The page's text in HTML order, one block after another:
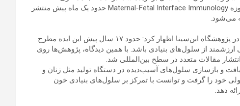
دانشگاه‌های ایتالیا و فرانسه، نخستین کتاب بین‌المللی در حوزه Maternal-Fetal Interface Immunology حدود یک ماه پیش منتشر
می‌شود.
زرنانی در ادامه با اشاره به شکل‌گیری گروه مهندسی بافت در پژوهشگاه ابن‌سینا اظهار کرد: حدود ۱۷ سال پیش این ایده مطرح
از سلول‌های بنیادی باشد. با همین دیدگاه، پژوهش‌ها روی
مقالات متعدد در سطح بین‌المللی شد.
و بازسازی سلول‌های آسیب‌دیده در دستگاه تولید مثل زنان و
این گروه در سال ۱۳۹۶ موافقت اصولی خود را گرفت و توانست با تمرکز بر سلول‌های بنیادی خون
دهد.